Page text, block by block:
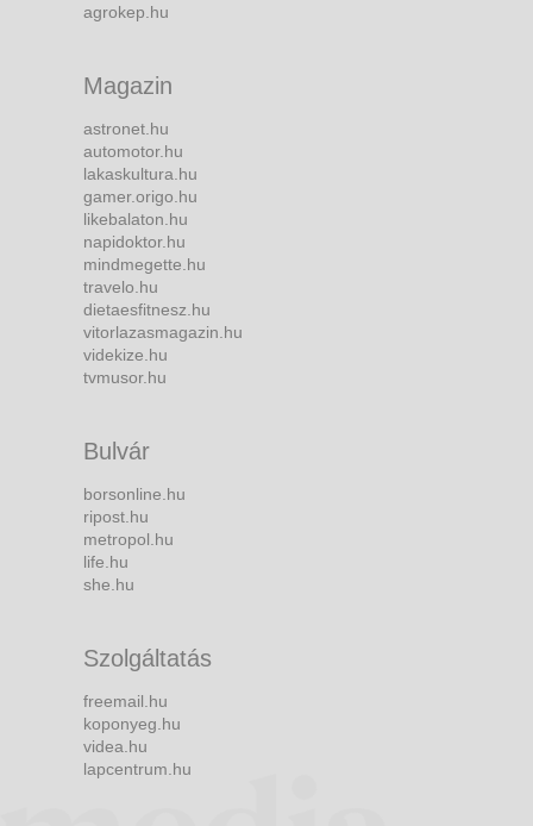
agrokep.hu
Magazin
astronet.hu
automotor.hu
lakaskultura.hu
gamer.origo.hu
likebalaton.hu
napidoktor.hu
mindmegette.hu
travelo.hu
dietaesfitnesz.hu
vitorlazasmagazin.hu
videkize.hu
tvmusor.hu
Bulvár
borsonline.hu
ripost.hu
metropol.hu
life.hu
she.hu
Szolgáltatás
freemail.hu
koponyeg.hu
videa.hu
lapcentrum.hu